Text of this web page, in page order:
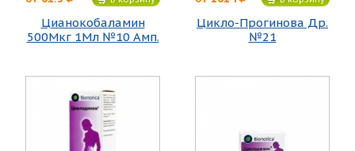
Цианокобаламин
500Мкг 1Мл №10 Амп.
Цикло-Прогинова Др.
№21